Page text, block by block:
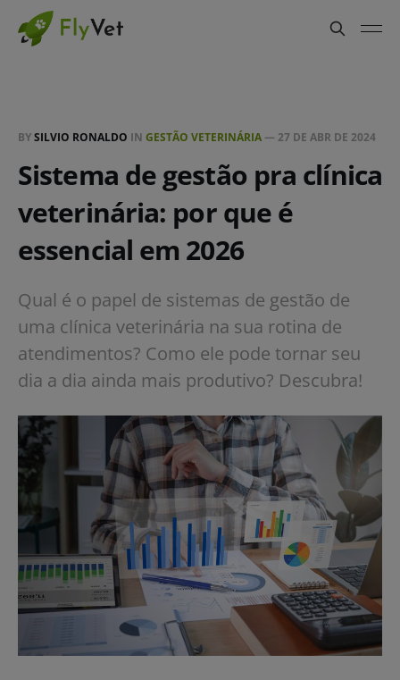
BYSILVIO RONALDO IN GESTÃO VETERINÁRIA — 27 DE ABR DE 2024
Sistema de gestão pra clínica
veterinária: por que é
essencial em 2026
Qual é o papel de sistemas de gestão de
uma clínica veterinária na sua rotina de
atendimentos? Como ele pode tornar seu
dia a dia ainda mais produtivo? Descubra!